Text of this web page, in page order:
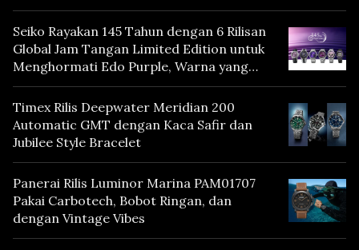
Seiko Rayakan 145 Tahun dengan 6 Rilisan
Global Jam Tangan Limited Edition untuk
Menghormati Edo Purple, Warna yang
Mencerminkan Warisan Tokyo
Timex Rilis Deepwater Meridian 200
Automatic GMT dengan Kaca Safir dan
Jubilee Style Bracelet
Panerai Rilis Luminor Marina PAM01707
Pakai Carbotech, Bobot Ringan, dan
dengan Vintage Vibes